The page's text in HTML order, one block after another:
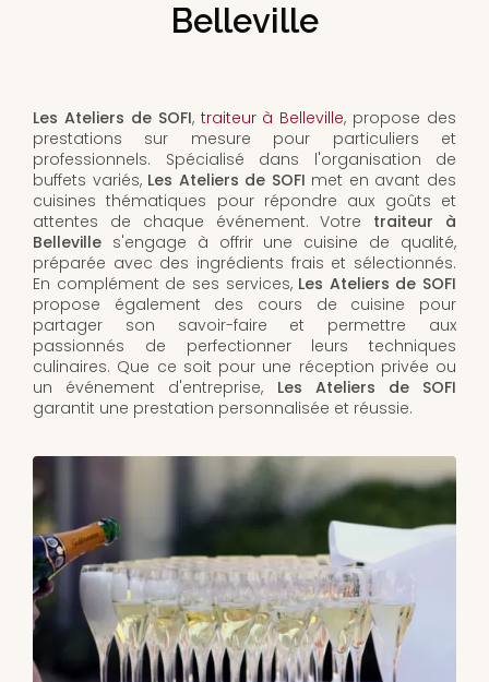
Belleville
Les Ateliers de SOFI, traiteur à Belleville, propose des
prestations sur mesure pour particuliers et
professionnels. Spécialisé dans l'organisation de
buffets variés, Les Ateliers de SOFI met en avant des
cuisines thématiques pour répondre aux goûts et
attentes de chaque événement. Votre traiteur à
Belleville s'engage à offrir une cuisine de qualité,
préparée avec des ingrédients frais et sélectionnés.
En complément de ses services, Les Ateliers de SOFI
propose également des cours de cuisine pour
partager son savoir-faire et permettre aux
passionnés de perfectionner leurs techniques
culinaires. Que ce soit pour une réception privée ou
un événement d'entreprise, Les Ateliers de SOFI
garantit une prestation personnalisée et réussie.